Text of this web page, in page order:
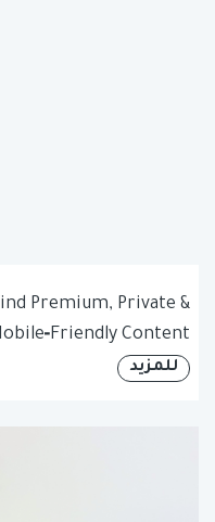
Premium, Private &
Content
للمزيد